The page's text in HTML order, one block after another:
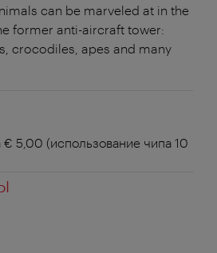
can be marveled at in the
former anti-aircraft tower:
crocodiles, apes and many
5,00 (использование чипа 10